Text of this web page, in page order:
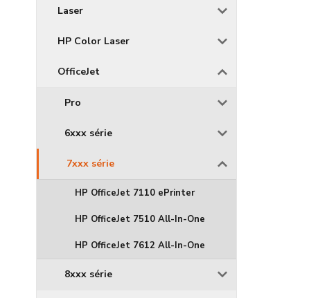
Laser
HP Color Laser
OfficeJet
Pro
6xxx série
7xxx série
HP OfficeJet 7110 ePrinter
HP OfficeJet 7510 All-In-One
HP OfficeJet 7612 All-In-One
8xxx série